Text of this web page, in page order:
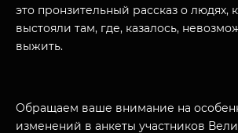
ПОСЕТИТЕЛЯМ
это пронзительный рассказ о людях,
выстояли там, где, казалось,
выжить.
Обращаем ваше внимание на
изменений в анкеты участников